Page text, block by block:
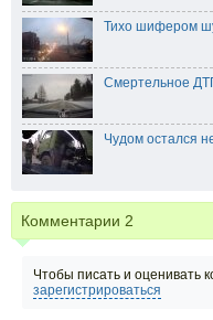
Тихо шифером
Смертельное
Чудом остался
Комментарии 2
Чтобы писать и оценивать
зарегистрироваться